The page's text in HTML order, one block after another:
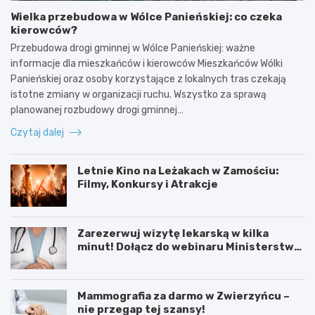
Wielka przebudowa w Wólce Panieńskiej: co czeka
kierowców?
Przebudowa drogi gminnej w Wólce Panieńskiej: ważne
informacje dla mieszkańców i kierowców Mieszkańców Wólki
Panieńskiej oraz osoby korzystające z lokalnych tras czekają
istotne zmiany w organizacji ruchu. Wszystko za sprawą
planowanej rozbudowy drogi gminnej…
Czytaj dalej
Letnie Kino na Leżakach w Zamościu:
Filmy, Konkursy i Atrakcje
Zarezerwuj wizytę lekarską w kilka
minut! Dołącz do webinaru Ministerstwa
Mammografia za darmo w Zwierzyńcu –
nie przegap tej szansy!